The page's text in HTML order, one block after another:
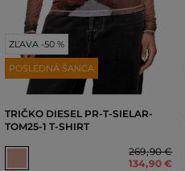
ZĽAVA -50 %
POSLEDNÁ ŠANCA
TRIČKO DIESEL PR-T-SIELAR-
TOM25-1 T-SHIRT
269,90 €
134,90 €